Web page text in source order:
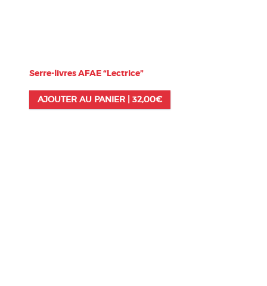
Serre-livres AFAE “Lectrice”
AJOUTER AU PANIER | 32,00€